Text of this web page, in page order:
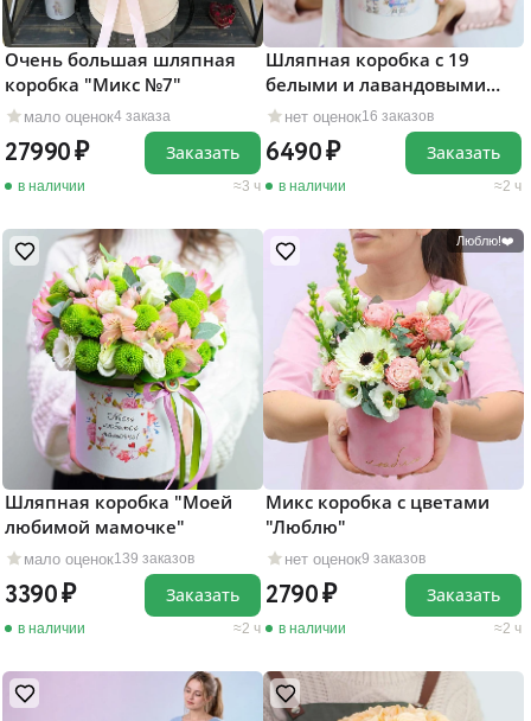
мало оценок4 заказа
Очень большая шляпная
коробка "Микс №7"
27990
в наличии 3 ч
Заказать
нет оценок16 заказов
Шляпная коробка с 19
белыми и лавандовыми
эустомами
6490
в наличии 2 ч
Заказать
мало оценок139 заказов
Шляпная коробка "Моей
любимой мамочке"
3390
в наличии 2 ч
Заказать
Люблю!❤️
нет оценок9 заказов
Микс коробка с цветами
"Люблю"
2790
в наличии 2 ч
Заказать